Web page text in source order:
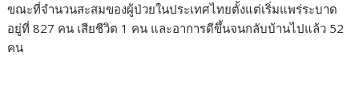
ขณะที่จำนวนสะสมของผู้ป่วยในประเทศไทยตั้งแต่เริ่มแพร่ระบาด
อยู่ที่ 827 คน เสียชีวิต 1 คน และอาการดีขึ้นจนกลับบ้านไปแล้ว 52
คน